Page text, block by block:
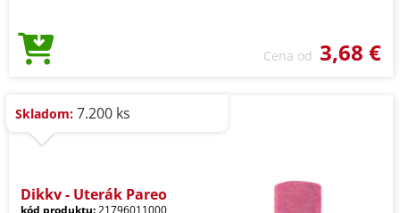
Cena od 3,68 €
Skladom: 7.200 ks
Dikky - Uterák Pareo
kód produktu:21796011000